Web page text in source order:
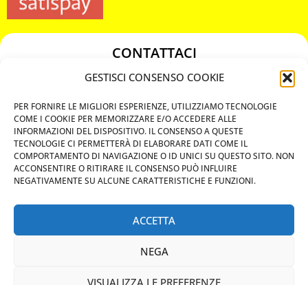
GESTISCI CONSENSO COOKIE
PER FORNIRE LE MIGLIORI ESPERIENZE, UTILIZZIAMO TECNOLOGIE
COME I COOKIE PER MEMORIZZARE E/O ACCEDERE ALLE
INFORMAZIONI DEL DISPOSITIVO. IL CONSENSO A QUESTE
TECNOLOGIE CI PERMETTERÀ DI ELABORARE DATI COME IL
COMPORTAMENTO DI NAVIGAZIONE O ID UNICI SU QUESTO SITO. NON
ACCONSENTIRE O RITIRARE IL CONSENSO PUÒ INFLUIRE
NEGATIVAMENTE SU ALCUNE CARATTERISTICHE E FUNZIONI.
ACCETTA
NEGA
VISUALIZZA LE PREFERENZE
CONTATTACI
349 3863811
chiavicodificate@gmail.com
Privacy Policy
Cookie Policy
MAPS
CHIAMA ORA